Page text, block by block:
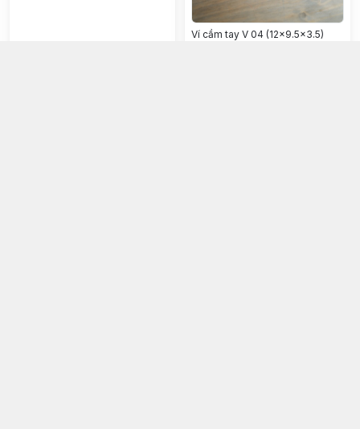
Ví cầm tay V 04 (12x9.5x3.5)